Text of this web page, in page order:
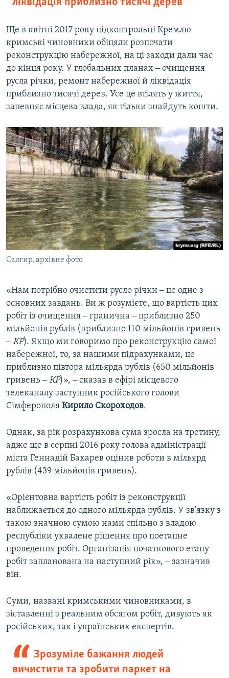
ліквідація приблизно тисячі дерев
Ще в квітні 2017 року підконтрольні Кремлю
кримські чиновники обіцяли розпочати
реконструкцію набережної, на ці заходи дали час
до кінця року. У глобальних планах ‒ очищення
русла річки, ремонт набережної й ліквідація
приблизно тисячі дерев. Усе це втілять у життя,
запевняє місцева влада, як тільки знайдуть кошти.
Салгир, архівне фото
«Нам потрібно очистити русло річки ‒ це одне з
основних завдань. Ви ж розумієте, що вартість цих
робіт із очищення ‒ гранична ‒ приблизно 250
мільйонів рублів (приблизно 110 мільйонів гривень
‒КР). Якщо ми говоримо про реконструкцію самої
набережної, то, за нашими підрахунками, це
приблизно півтора мільярда рублів (650 мільйонів
гривень ‒КР)», ‒ сказав в ефірі місцевого
телеканалу заступник російського голови
Сімферополя Кирило Скороходов.
Однак, за рік розрахункова сума зросла на третину,
адже ще в серпні 2016 року голова адміністрації
міста Геннадій Бахарев оцінив роботи в мільярд
рублів (439 мільйонів гривень).
«Орієнтовна вартість робіт із реконструкції
наближається до одного мільярда рублів. У зв'язку з
такою значною сумою нами спільно з владою
республіки ухвалене рішення про поетапне
проведення робіт. Організація початкового етапу
робіт запланована на наступний рік», ‒ зазначив
він.
Суми, названі кримськими чиновниками, в
зіставленні з реальним обсягом робіт, дивують як
російських, так і українських експертів.
Зрозуміле бажання людей
вичистити та зробити паркет на